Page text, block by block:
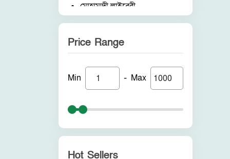
মোহাম্মদী লাইব্রেরী
নাদিয়াতুল কুরআন ফাউন্ডেশন
আকীল পাবলিকেশন
নন ব্র্যান্ড
পুনরায় প্রকাশন
হাকীমুল উম্মত প্রকাশনী
সীরাহ প্রকাশ
Price Range
Min - Max
Hot Sellers